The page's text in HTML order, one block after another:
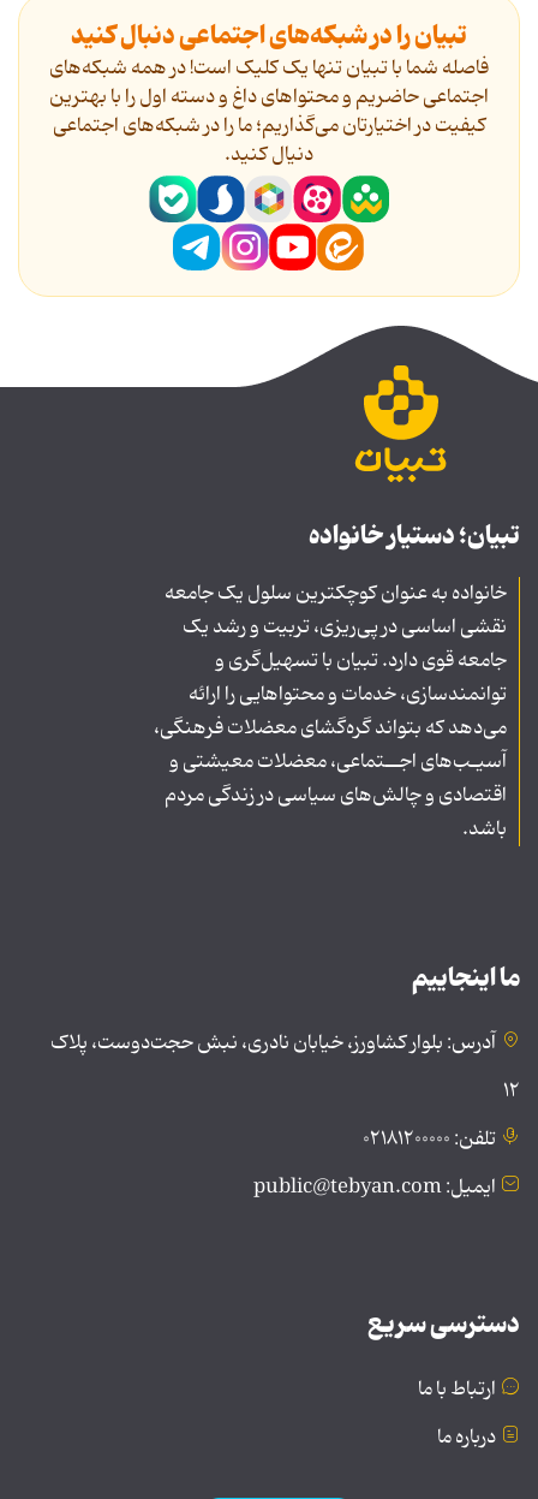
تبیان را در شبکه‌های اجتماعی دنبال کنید
فاصله شما با تبیان تنها یک کلیک است! در همه شبکه‌های
اجتماعی حاضریم و محتواهای داغ و دسته اول را با بهترین
کیفیت در اختیارتان می‌گذاریم؛ ما را در شبکه‌های اجتماعی
دنیال کنید.
تبیان؛ دستیار خانواده
خانواده به عنوان کوچکترین سلول یک جامعه
نقشی اساسی در پی‌ریزی، تربیت و رشد یک
جامعه قوی دارد. تبیان با تسهیل‌گری و
توانمندسازی، خدمات و محتواهایی را ارائه
می‌دهد که بتواند گره‌گشای معضلات فرهنگی،
آسیـب‌های اجــتماعی، معضلات معیشتی و
اقتصادی و چالش‌های سیاسی در زندگی مردم
باشد.
ما اینجاییم
آدرس: بلوار کشاورز، خیابان نادری، نبش حجت‌دوست، پلاک
۱۲
تلفن: ۰۲۱۸۱۲۰۰۰۰۰
ایمیل: public@tebyan.com
دسترسی سریع
ارتباط با ما
درباره ما